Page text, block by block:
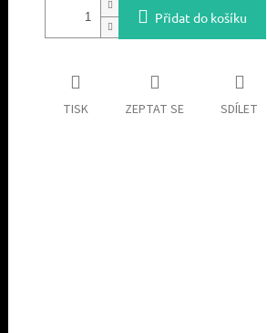
Přidat do košíku
TISK ZEPTAT SE SDÍLET